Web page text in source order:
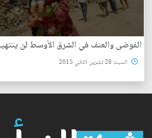
الفوضى والعنف في الشرق الأوسط لن
السبت 28 تشرين الثاني 2015